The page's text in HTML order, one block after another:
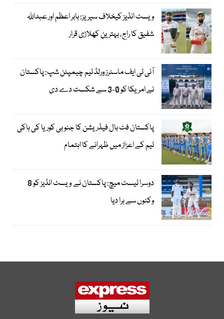
ویسٹ انڈیز کیخلاف سیریز: بابر اعظم اور عبداللہ
شفیق کا راج، بہترین کھلاڑی قرار
آئی ٹی ایف ماسٹرز ورلڈ ٹیم چیمپئن شپ: پاکستان
نے امریکا کو 0-3 سے شکست دے دی
پاکستان فٹ بال فیڈریشن کا جنوبی کوریا کی ہاکی
ٹیم کے اعزاز میں ظہرانے کا اہتمام
دوسرا ٹیسٹ میچ: پاکستان نے ویسٹ انڈیز کو 8
وکٹوں سے ہرا دیا